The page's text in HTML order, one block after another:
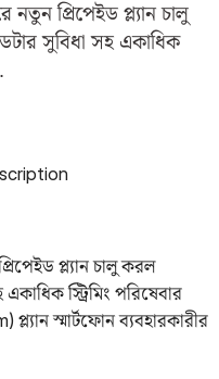
প্রিপেইড প্ল্যান চালু
সুবিধা সহ একাধিক
প্ল্যান চালু করল
স্ট্রিমিং পরিষেবার
স্মার্টফোন ব্যবহারকারীর